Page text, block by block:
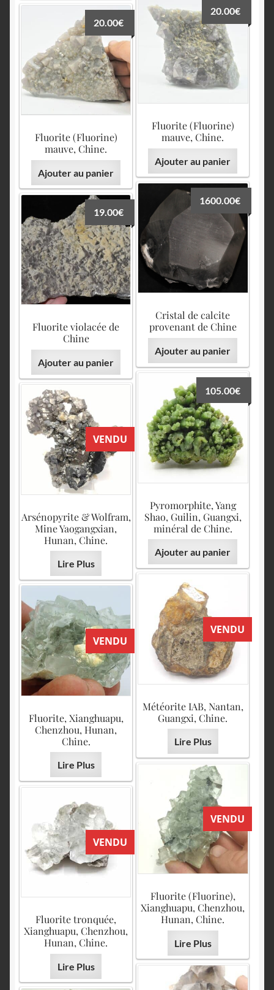
Fluorite (Fluorine)
mauve, Chine.
20.00€
Ajouter au panier
Fluorite (Fluorine)
mauve, Chine.
20.00€
Ajouter au panier
Cristal de calcite
provenant de Chine
1600.00€
Ajouter au panier
Fluorite violacée de
Chine
19.00€
Ajouter au panier
Pyromorphite, Yang
Shao, Guilin, Guangxi,
minéral de Chine.
105.00€
Ajouter au panier
VENDU
Arsénopyrite & Wolfram,
Mine Yaogangxian,
Hunan, Chine.
Lire Plus
VENDU
Météorite IAB, Nantan,
Guangxi, Chine.
Lire Plus
VENDU
Fluorite, Xianghuapu,
Chenzhou, Hunan,
Chine.
Lire Plus
VENDU
Fluorite (Fluorine),
Xianghuapu, Chenzhou,
Hunan, Chine.
Lire Plus
VENDU
Fluorite tronquée,
Xianghuapu, Chenzhou,
Hunan, Chine.
Lire Plus